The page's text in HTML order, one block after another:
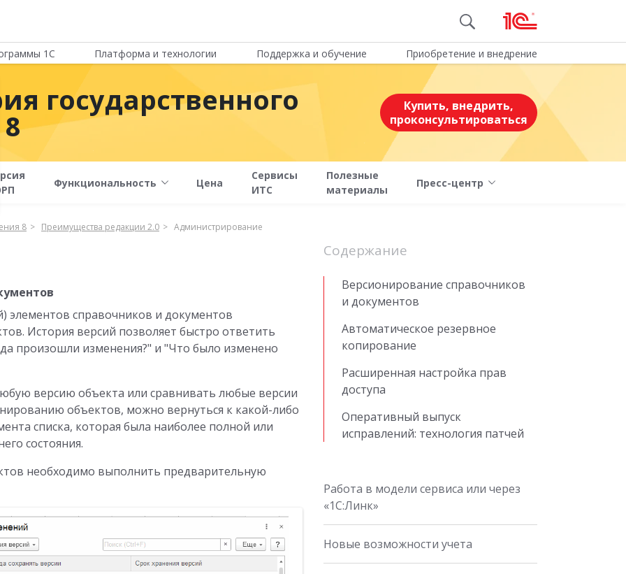
1С Платформа и технологии Поддержка и обучение Приобретение и внедрение
государственного
Купить, внедрить,
проконсультироваться
Функциональность Цена
Сервисы
ИТС
Полезные
материалы
Пресс-центр
8 Преимущества редакции 2.0 Администрирование
элементов справочников и документов
История версий позволяет быстро ответить
произошли изменения?" и "Что было изменено
версию объекта или сравнивать любые версии
объектов, можно вернуться к какой-либо
списка, которая была наиболее полной или
состояния.
необходимо выполнить предварительную
Содержание
Версионирование справочников
и документов
Автоматическое резервное
копирование
Расширенная настройка прав
доступа
Оперативный выпуск
исправлений: технология патчей
Работа в модели сервиса или через
«1С:Линк»
Новые возможности учета